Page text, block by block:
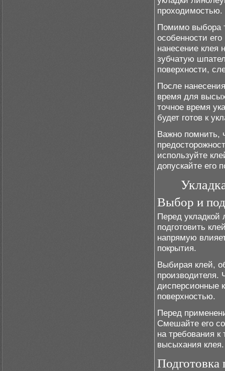
проходимостью.
Помимо выбора
особенности
нанесение клея
зубчатую
поверхности,
После
время для
точное время
будет готов к
Важно помнить,
используйте
допускайте его
Выбор и
Перед укладкой
подготовить
напрямую
покрытия.
Выбирая клей,
производителя.
дисперсионные
поверхностью.
Перед
Смешайте его
на требования
высыхания клея.
Подготовка